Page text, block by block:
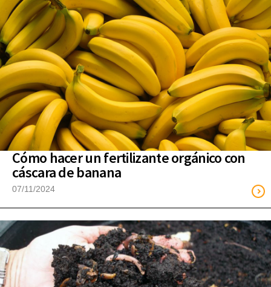
Cómo hacer un fertilizante orgánico con
cáscara de banana
07/11/2024